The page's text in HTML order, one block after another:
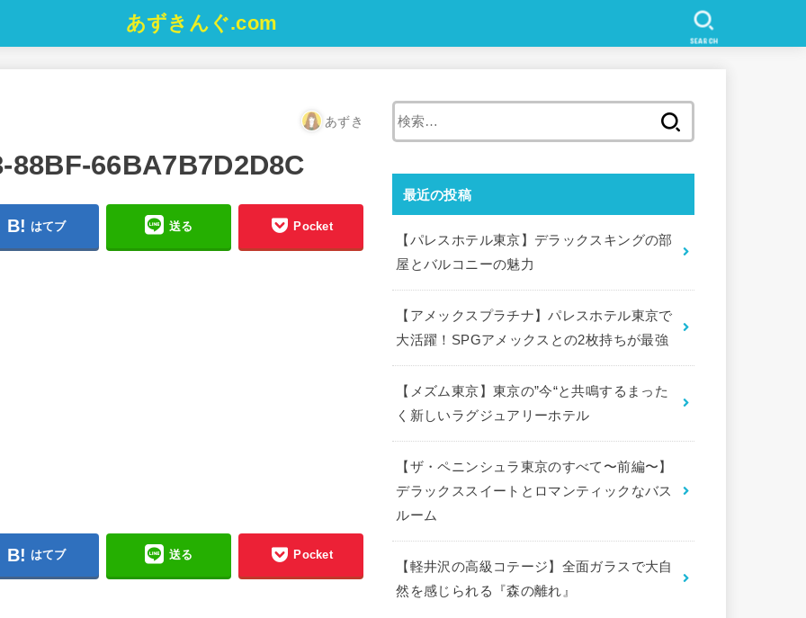
あずきんぐ.com
SEARCH
あずき
88BF-66BA7B7D2D8C
はてブ 送る Pocket
はてブ 送る Pocket
索
最近の投稿
【パレスホテル東京】デラックスキングの部
屋とバルコニーの魅力
【アメックスプラチナ】パレスホテル東京で
大活躍！SPGアメックスとの2枚持ちが最強
【メズム東京】東京の”今“と共鳴するまった
く新しいラグジュアリーホテル
【ザ・ペニンシュラ東京のすべて〜前編〜】
デラックススイートとロマンティックなバス
ルーム
【軽井沢の高級コテージ】全面ガラスで大自
然を感じられる『森の離れ』